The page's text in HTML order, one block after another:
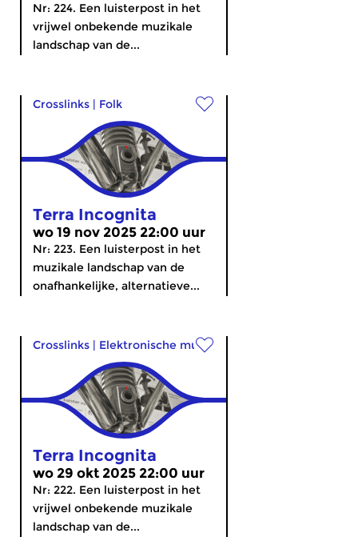
Nr: 224. Een luisterpost in het
vrijwel onbekende muzikale
landschap van de...
Crosslinks | Folk
Terra Incognita
wo 19 nov 2025 22:00 uur
Nr: 223. Een luisterpost in het
muzikale landschap van de
onafhankelijke, alternatieve...
Crosslinks | Elektronische muziek
Terra Incognita
wo 29 okt 2025 22:00 uur
Nr: 222. Een luisterpost in het
vrijwel onbekende muzikale
landschap van de...